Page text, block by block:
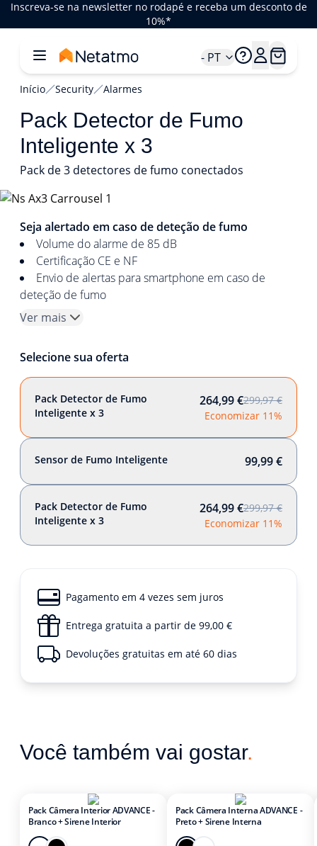
Inscreva-se na newsletter no rodapé e receba um desconto de
10%*
- PT
Início Security Alarmes
Pack Detector de Fumo
Inteligente x 3
Pack de 3 detectores de fumo conectados
Seja alertado em caso de deteção de fumo
Volume do alarme de 85 dB
Certificação CE e NF
Envio de alertas para smartphone em caso de
deteção de fumo
Ver mais
Selecione sua oferta
Pack Detector de Fumo
Inteligente x 3
264,99 €299,97 €
Economizar 11%
Sensor de Fumo Inteligente 99,99 €
Pack Detector de Fumo
Inteligente x 3
264,99 €299,97 €
Economizar 11%
Pagamento em 4 vezes sem juros
Entrega gratuita a partir de 99,00 €
Devoluções gratuitas em até 60 dias
Você também vai gostar.
Pack Câmera Interior ADVANCE -
Branco + Sirene Interior
Pack Câmera Interna ADVANCE -
Preto + Sirene Interna